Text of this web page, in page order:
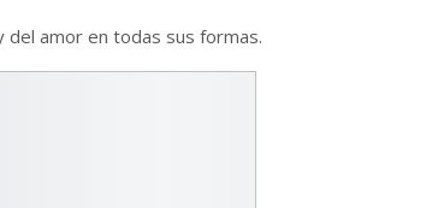
del amor en todas sus formas.